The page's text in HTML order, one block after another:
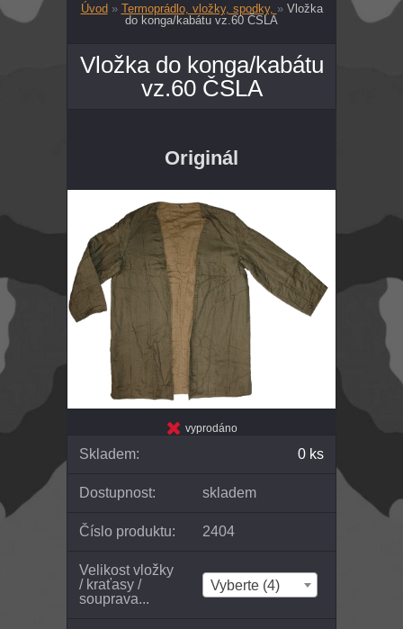
Úvod » Termoprádlo, vložky, spodky, » Vložka
do konga/kabátu vz.60 ČSLA
Vložka do konga/kabátu
vz.60 ČSLA
Originál
vyprodáno
Skladem: 0 ks
Dostupnost: skladem
Číslo produktu: 2404
Velikost vložky
/ kraťasy /
souprava...
Vyberte (4)